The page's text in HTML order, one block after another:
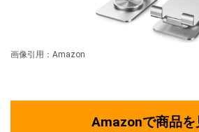
画像引用：Amazon
Amazonで商品を